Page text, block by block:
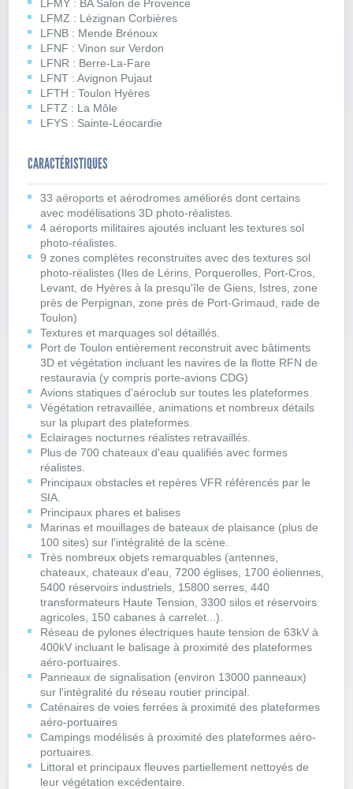
LFMY : BA Salon de Provence
LFMZ : Lézignan Corbières
LFNB : Mende Brénoux
LFNF : Vinon sur Verdon
LFNR : Berre-La-Fare
LFNT : Avignon Pujaut
LFTH : Toulon Hyères
LFTZ : La Môle
LFYS : Sainte-Léocardie
CARACTÉRISTIQUES
33 aéroports et aérodromes améliorés dont certains
avec modélisations 3D photo-réalistes.
4 aéroports militaires ajoutés incluant les textures sol
photo-réalistes.
9 zones complètes reconstruites avec des textures sol
photo-réalistes (Iles de Lérins, Porquerolles, Port-Cros,
Levant, de Hyères à la presqu'île de Giens, Istres, zone
près de Perpignan, zone près de Port-Grimaud, rade de
Toulon)
Textures et marquages sol détaillés.
Port de Toulon entièrement reconstruit avec bâtiments
3D et végétation incluant les navires de la flotte RFN de
restauravia (y compris porte-avions CDG)
Avions statiques d'aéroclub sur toutes les plateformes.
Végétation retravaillée, animations et nombreux détails
sur la plupart des plateformes.
Eclairages nocturnes réalistes retravaillés.
Plus de 700 chateaux d'eau qualifiés avec formes
réalistes.
Principaux obstacles et repères VFR référencés par le
SIA.
Principaux phares et balises
Marinas et mouillages de bateaux de plaisance (plus de
100 sites) sur l'intégralité de la scène.
Très nombreux objets remarquables (antennes,
chateaux, chateaux d'eau, 7200 églises, 1700 éoliennes,
5400 réservoirs industriels, 15800 serres, 440
transformateurs Haute Tension, 3300 silos et réservoirs
agricoles, 150 cabanes à carrelet...).
Réseau de pylones électriques haute tension de 63kV à
400kV incluant le balisage à proximité des plateformes
aéro-portuaires.
Panneaux de signalisation (environ 13000 panneaux)
sur l'intégralité du réseau routier principal.
Caténaires de voies ferrées à proximité des plateformes
aéro-portuaires
Campings modélisés à proximité des plateformes aéro-
portuaires.
Littoral et principaux fleuves partiellement nettoyés de
leur végétation excédentaire.